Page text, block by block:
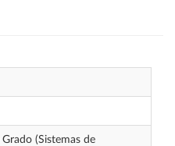
Grado (Sistemas de